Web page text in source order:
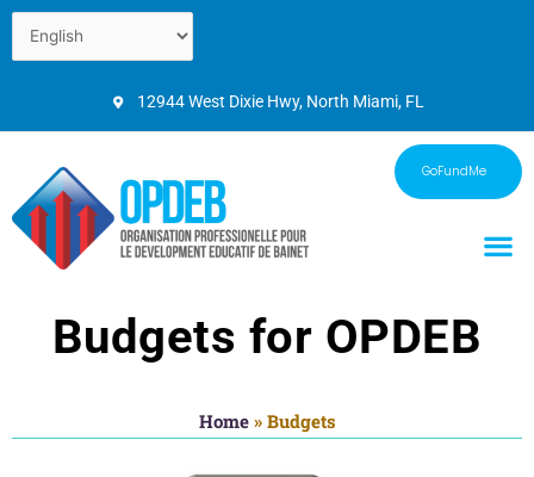
12944 West Dixie Hwy, North Miami, FL
GoFundMe
Budgets for OPDEB
Home» Budgets